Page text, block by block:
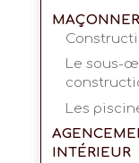
Le sous-
Les
INTÉRIEUR